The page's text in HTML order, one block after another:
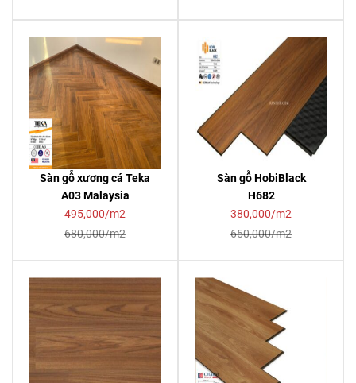
Sàn gỗ xương cá Teka
A03 Malaysia
495,000/m2
680,000/m2
Sàn gỗ HobiBlack
H682
380,000/m2
650,000/m2